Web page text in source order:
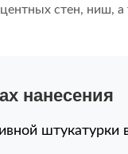
стен, ниш,
нанесения